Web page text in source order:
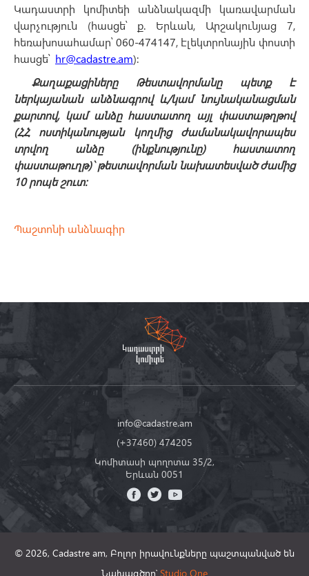
Կադաստրի կոմիտեի անձնակազմի կառավարման
վարչություն (հասցե՝ ք. Երևան, Արշակունյաց 7,
հեռախոսահամար՝ 060-474147, էլեկտրոնային փոստի
հասցե՝ hr@cadastre.am):
Քաղաքացիները Թեստավորմանը պետք է
ներկայանան անձնագրով և/կամ նույնականացման
քարտով, կամ անձը հաստատող այլ փաստաթղթով
(ՀՀ ոստիկանության կողմից ժամանակավորապես
տրվող անձը (ինքնությունը) հաստատող
փաստաթուղթ)` թեստավորման նախատեսված ժամից
10 րոպե շուտ:
Պաշտոնի անձնագիր
info@cadastre.am
(+37460) 474205
Կոմիտասի պողոտա 35/2,
Երևան 0051
© 2026, Cadastre am, Բոլոր իրավունքները պաշտպանված են
Նախագծող՝ Studio One